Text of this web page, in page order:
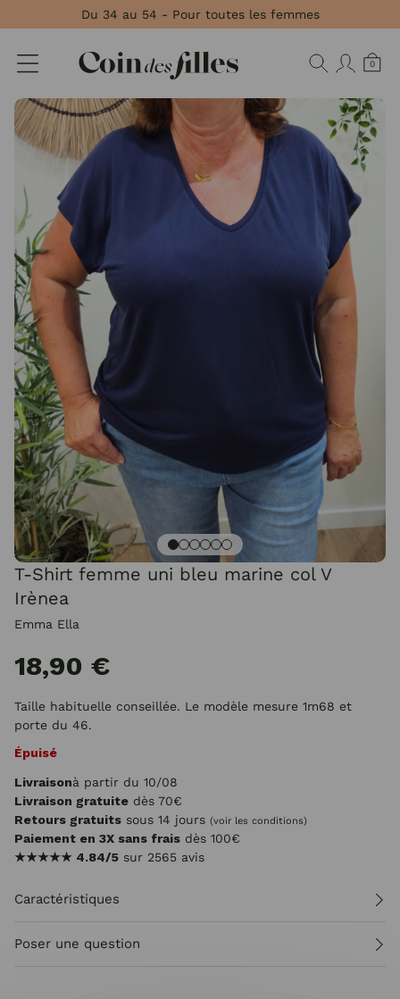
Du 34 au 54 - Pour toutes les femmes
0
T-Shirt femme uni bleu marine col V
Irènea
Emma Ella
18,90 €
Taille habituelle conseillée. Le modèle mesure 1m68 et
porte du 46.
Épuisé
Livraisonà partir du 10/08
Livraison gratuite dès 70€
Retours gratuits sous 14 jours (voir les conditions)
Paiement en 3X sans frais dès 100€
★★★★★ 4.84/5 sur 2565 avis
Caractéristiques
Poser une question
Panneau de gestion des cookies